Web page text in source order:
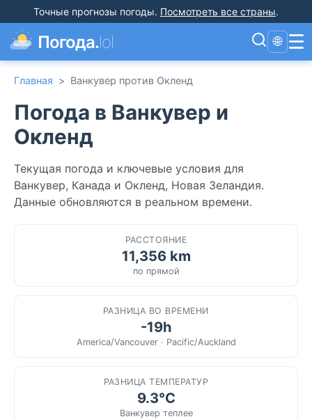
Точные прогнозы погоды. Посмотреть все страны.
Погода.lol 🌐 ☰
Главная > Ванкувер против Окленд
Погода в Ванкувер и
Окленд
Текущая погода и ключевые условия для
Ванкувер, Канада и Окленд, Новая Зеландия.
Данные обновляются в реальном времени.
РАССТОЯНИЕ
11,356 km
по прямой
РАЗНИЦА ВО ВРЕМЕНИ
-19h
America/Vancouver · Pacific/Auckland
РАЗНИЦА ТЕМПЕРАТУР
9.3°C
Ванкувер теплее